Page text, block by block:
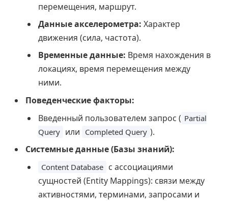
перемещения, маршрут.
Данные акселерометра: Характер
движения (сила, частота).
Временные данные: Время нахождения в
локациях, время перемещения между
ними.
Поведенческие факторы:
Введенный пользователем запрос ( Partial
Query или Completed Query ).
Системные данные (Базы знаний):
Content Database с ассоциациями
сущностей (Entity Mappings): связи между
активностями, терминами, запросами и